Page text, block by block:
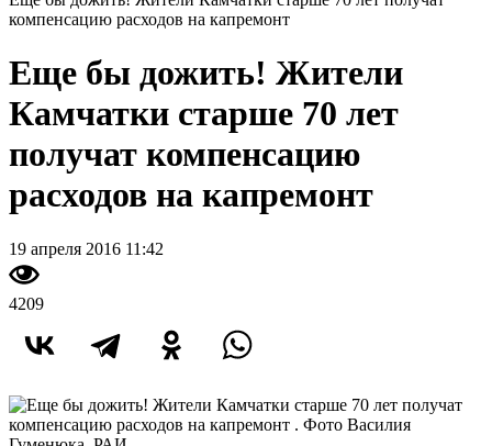
компенсацию расходов на капремонт
Еще бы дожить! Жители
Камчатки старше 70 лет
получат компенсацию
расходов на капремонт
19 апреля 2016 11:42
4209